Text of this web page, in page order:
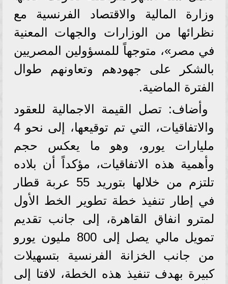
وزارة المالية والاقتصاد الفرنسية مع
نظرائها من الوزارات والجهات المعنية
في مصر»، متوجهاً للمسؤولين المصريين
بالشكر على جهودهم وتعاونهم طوال
الفترة الماضية.
وأضاف: تصل القيمة الاجمالية للعقود
والاتفاقيات، التي تم توقيعها، إلى نحو 4
مليارات يورو، وهو ما يعكس حجم
وأهمية هذه الاتفاقيات، مؤكداً أن بلاده
تلتزم من خلالها بتوريد 55 عربة قطار
في إطار تنفيذ خطة تطوير الخط الأول
لمترو انفاق القاهرة، إلى جانب تقديم
تمويل مالي يصل إلى 800 مليون يورو
من جانب الخزانة الفرنسية بتسهيلات
كبيرة بهدف تنفيذ هذه الخطة، لافتا إلى